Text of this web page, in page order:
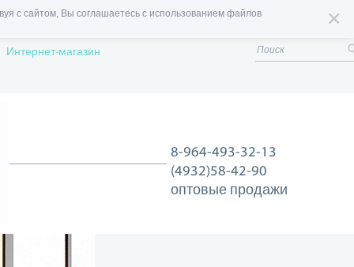
×
с сайтом, Вы соглашаетесь с использованием файлов
Интернет-магазин
8-964-493-32-13
(4932)58-42-90
оптовые продажи